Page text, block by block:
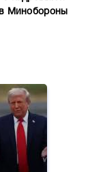
Минобороны